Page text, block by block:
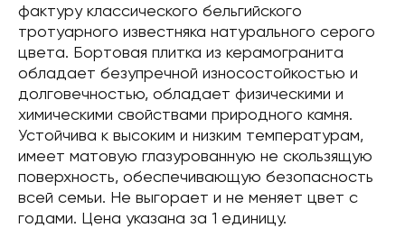
фактуру классического бельгийского
тротуарного известняка натурального серого
цвета. Бортовая плитка из керамогранита
обладает безупречной износостойкостью и
долговечностью, обладает физическими и
химическими свойствами природного камня.
Устойчива к высоким и низким температурам,
имеет матовую глазурованную не скользящую
поверхность, обеспечивающую безопасность
всей семьи. Не выгорает и не меняет цвет с
годами. Цена указана за 1 единицу.